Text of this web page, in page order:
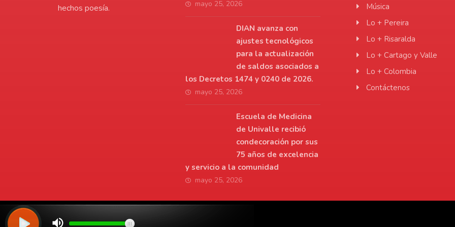
hechos poesía.
mayo 25, 2026
DIAN avanza con
ajustes tecnológicos
para la actualización
de saldos asociados a
los Decretos 1474 y 0240 de 2026.
mayo 25, 2026
Escuela de Medicina
de Univalle recibió
condecoración por sus
75 años de excelencia
y servicio a la comunidad
mayo 25, 2026
Música
Lo + Pereira
Lo + Risaralda
Lo + Cartago y Valle
Lo + Colombia
Contáctenos